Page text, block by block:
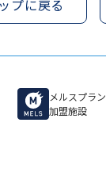
プに戻る
メルスプラン
加盟施設